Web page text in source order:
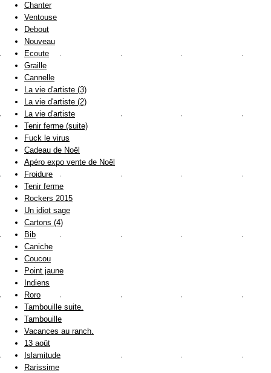
Chanter
Ventouse
Debout
Nouveau
Ecoute
Graille
Cannelle
La vie d'artiste (3)
La vie d'artiste (2)
La vie d'artiste
Tenir ferme (suite)
Fuck le virus
Cadeau de Noël
Apéro expo vente de Noël
Froidure
Tenir ferme
Rockers 2015
Un idiot sage
Cartons (4)
Bib
Caniche
Coucou
Point jaune
Indiens
Roro
Tambouille suite.
Tambouille
Vacances au ranch.
13 août
Islamitude
Rarissime